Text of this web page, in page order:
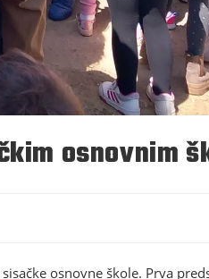
osnovnim
osnovne škole. Prva